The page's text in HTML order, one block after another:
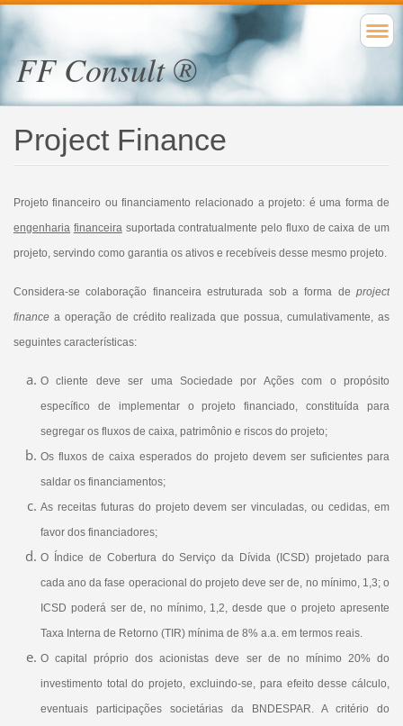
FF Consult ®
Project Finance
Projeto financeiro ou financiamento relacionado a projeto: é uma forma de
engenharia financeira suportada contratualmente pelo fluxo de caixa de um
projeto, servindo como garantia os ativos e recebíveis desse mesmo projeto.
Considera-se colaboração financeira estruturada sob a forma deproject
financea operação de crédito realizada que possua, cumulativamente, as
seguintes características:
O cliente deve ser uma Sociedade por Ações com o propósito
específico de implementar o projeto financiado, constituída para
segregar os fluxos de caixa, patrimônio e riscos do projeto;
Os fluxos de caixa esperados do projeto devem ser suficientes para
saldar os financiamentos;
As receitas futuras do projeto devem ser vinculadas, ou cedidas, em
favor dos financiadores;
O Índice de Cobertura do Serviço da Dívida (ICSD) projetado para
cada ano da fase operacional do projeto deve ser de, no mínimo, 1,3; o
ICSD poderá ser de, no mínimo, 1,2, desde que o projeto apresente
Taxa Interna de Retorno (TIR) mínima de 8% a.a. em termos reais.
O capital próprio dos acionistas deve ser de no mínimo 20% do
investimento total do projeto, excluindo-se, para efeito desse cálculo,
eventuais participações societárias da BNDESPAR. A critério do